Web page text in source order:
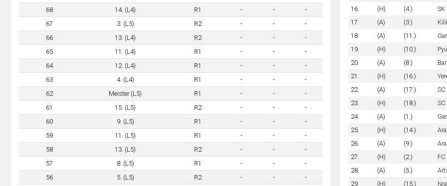
68
14. (L4) R1 - -
-
67
3. (L5) R2 - -
-
66
13. (L4) R2 - -
-
65
11. (L4) R1 - -
-
64
12. (L4) R1 - -
-
63
4. (L4) R1 - -
-
62
Meister (L5) R1 - -
-
61
15. (L5) R2 - -
-
60
9. (L5) R1 - -
-
59
11. (L5) R1 - -
-
58
13. (L5) R2 - -
-
57
8. (L5) R1 - -
-
56
5. (L5) R2 - - -
16.
(H) (4.) SK
17.
(A) (3.)
18.
(A) (11.)
19.
(H) (10.)
20.
(A) (8.)
21.
(H) (16.)
22.
(A) (17.) SC
23.
(H) (18.)
24.
(A) (1.)
25.
(H) (14.)
26.
(A) (9.)
27.
(H) (2.)
28.
(A) (5.)
29.
(H) (15.)